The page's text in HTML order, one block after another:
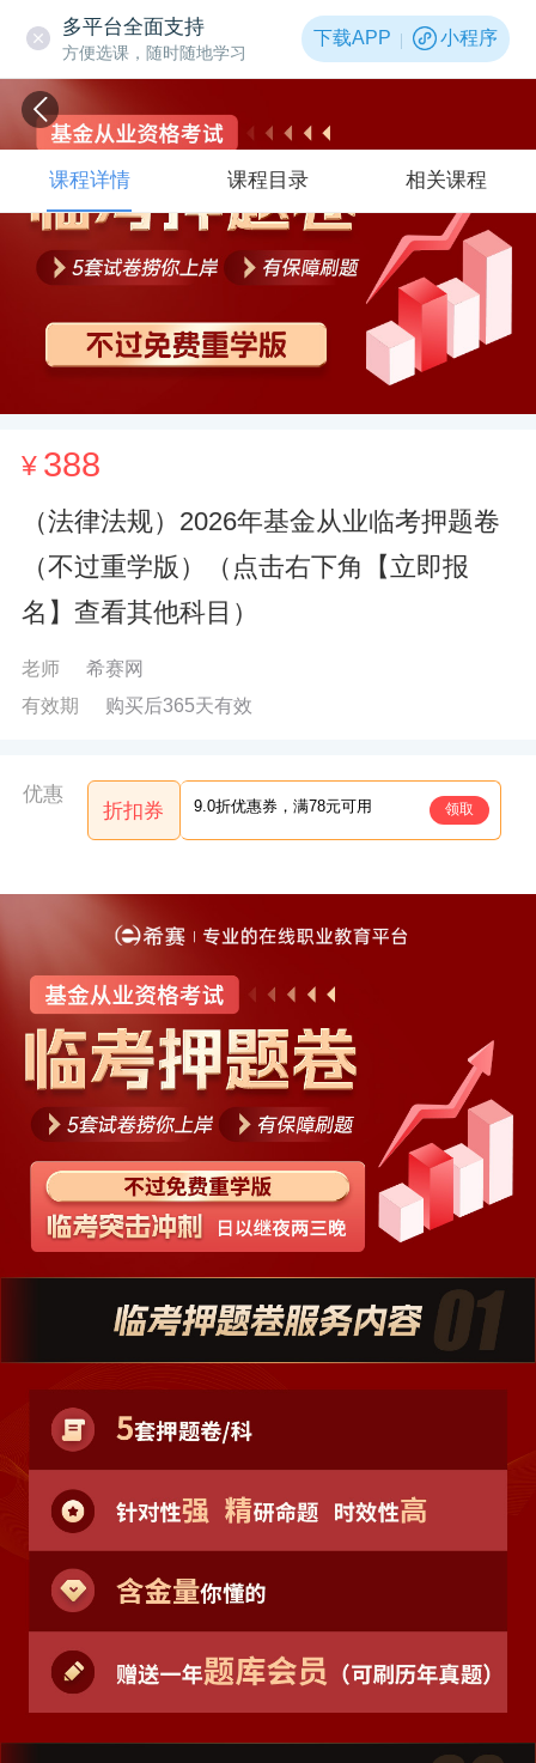
多平台全面支持
方便选课，随时随地学习
下载APP 小程序
¥ 388
（法律法规）2026年基金从业临考押题卷
（不过重学版）（点击右下角【立即报
名】查看其他科目）
老师
希赛网
有效期
购买后365天有效
优惠
折扣券 9.0折优惠券，满78元可用 领取
课程详情 课程目录 相关课程